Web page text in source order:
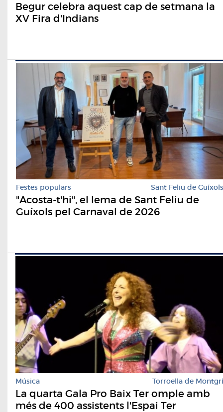
Begur celebra aquest cap de setmana la
XV Fira d'Indians
Festes populars Sant Feliu de Guíxols
"Acosta-t'hi", el lema de Sant Feliu de
Guíxols pel Carnaval de 2026
Música Torroella de Montgrí
La quarta Gala Pro Baix Ter omple amb
més de 400 assistents l'Espai Ter